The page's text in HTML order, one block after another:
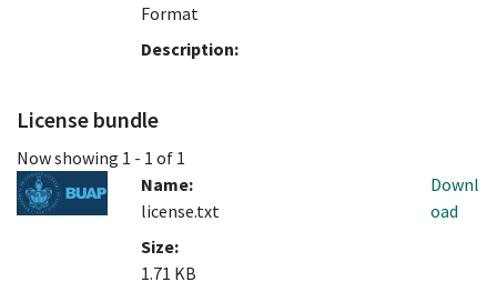
Format
Description:
License bundle
Now showing 1 - 1 of 1
Name:
license.txt
Size:
1.71 KB
Downl
oad